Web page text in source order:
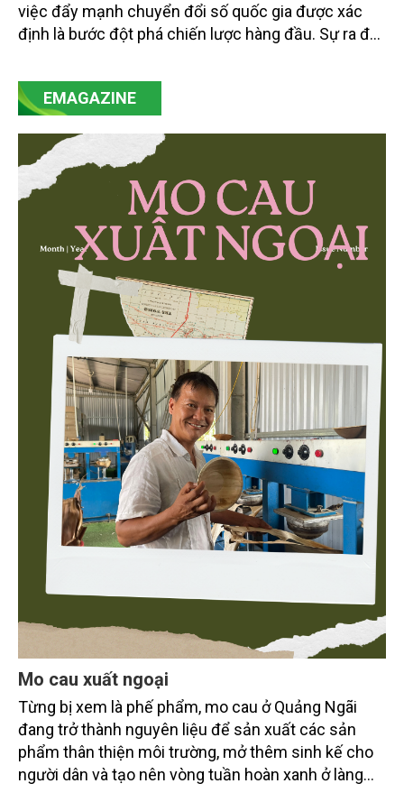
việc đẩy mạnh chuyển đổi số quốc gia được xác
định là bước đột phá chiến lược hàng đầu. Sự ra đời
mạnh mẽ, thúc đẩy quá trình cải cách toàn diện,
minh bạch hóa chuỗi cung ứng và nâng cao hiệu
then chốt là nông nghiệp và môi trường.
EMAGAZINE
Mo cau xuất ngoại
Từng bị xem là phế phẩm, mo cau ở Quảng Ngãi
đang trở thành nguyên liệu để sản xuất các sản
phẩm thân thiện môi trường, mở thêm sinh kế cho
người dân và tạo nên vòng tuần hoàn xanh ở làng